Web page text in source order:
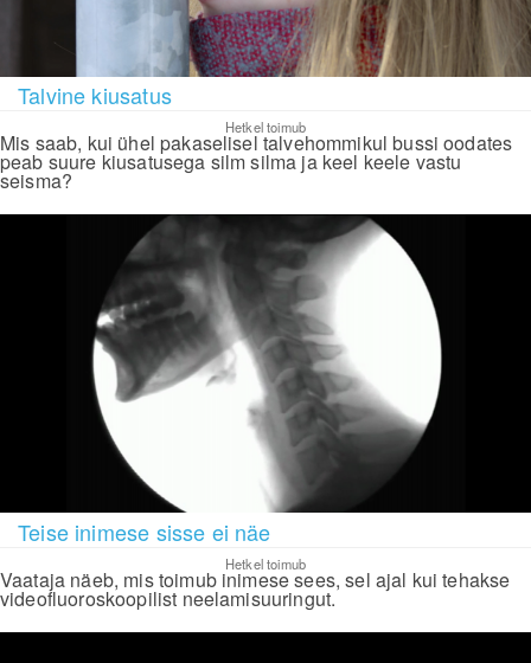
Talvine kiusatus
Hetkel toimub
Mis saab, kui ühel pakaselisel talvehommikul bussi oodates
peab suure kiusatusega silm silma ja keel keele vastu
seisma?
Teise inimese sisse ei näe
Hetkel toimub
Vaataja näeb, mis toimub inimese sees, sel ajal kui tehakse
videofluoroskoopilist neelamisuuringut.